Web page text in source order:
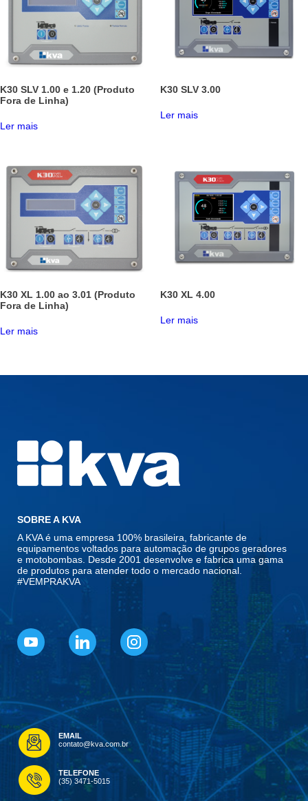
K30 SLV 1.00 e 1.20 (Produto
Fora de Linha)
Ler mais
K30 SLV 3.00
Ler mais
K30 XL 1.00 ao 3.01 (Produto
Fora de Linha)
Ler mais
K30 XL 4.00
Ler mais
SOBRE A KVA
A KVA é uma empresa 100% brasileira, fabricante de
equipamentos voltados para automação de grupos geradores
e motobombas. Desde 2001 desenvolve e fabrica uma gama
de produtos para atender todo o mercado nacional.
#VEMPRAKVA
EMAIL
contato@kva.com.br
TELEFONE
(35) 3471-5015